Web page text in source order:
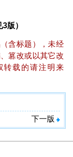
版）
含标题），未经
篡改或以其它改
转载的请注明来
下一版